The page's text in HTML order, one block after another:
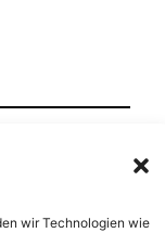
wir Technologien wie